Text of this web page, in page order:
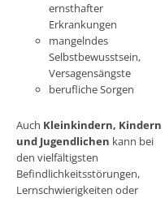
ernsthafter
Erkrankungen
mangelndes
Selbstbewusstsein,
Versagensängste
berufliche Sorgen
Auch Kleinkindern, Kindern
und Jugendlichen kann bei
den vielfältigsten
Befindlichkeitsstörungen,
Lernschwierigkeiten oder